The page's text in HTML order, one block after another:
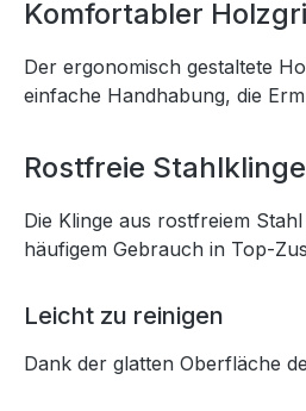
Komfortabler
Der ergonomisch gestaltete
einfache Handhabung, die
Rostfreie Stahlklinge
Die Klinge aus rostfreiem
häufigem Gebrauch in Top-
Leicht zu reinigen
Dank der glatten Oberfläche